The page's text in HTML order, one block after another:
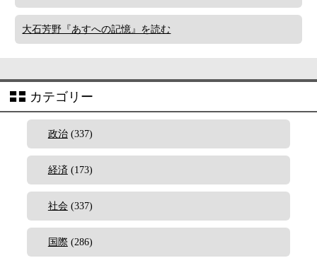
大石芳野『あすへの記憶』を読む
カテゴリー
政治(337)
経済(173)
社会(337)
国際 (286)